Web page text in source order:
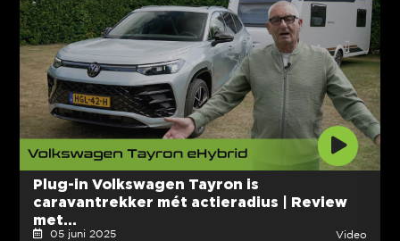
Plug-in Volkswagen Tayron is
caravantrekker mét actieradius | Review
met...
05 juni 2025 Video